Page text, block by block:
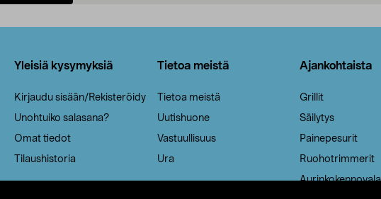
Yleisiä kysymyksiä
Kirjaudu sisään/Rekisteröidy
Unohtuiko salasana?
Omat tiedot
Tilaushistoria
Tietoa meistä
Tietoa meistä
Uutishuone
Vastuullisuus
Ura
Ajankohtaista
Grillit
Säilytys
Painepesurit
Ruohotrimmerit